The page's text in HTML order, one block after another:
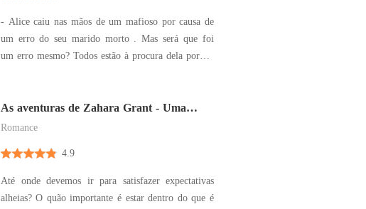
- Alice caiu nas mãos de um mafioso por causa de
um erro do seu marido morto . Mas será que foi
um erro mesmo? Todos estão à procura dela porque
As aventuras de Zahara Grant - Uma
gênia perdida em New York
Romance
4.9
Até onde devemos ir para satisfazer expectativas
alheias? O quão importante é estar dentro do que é